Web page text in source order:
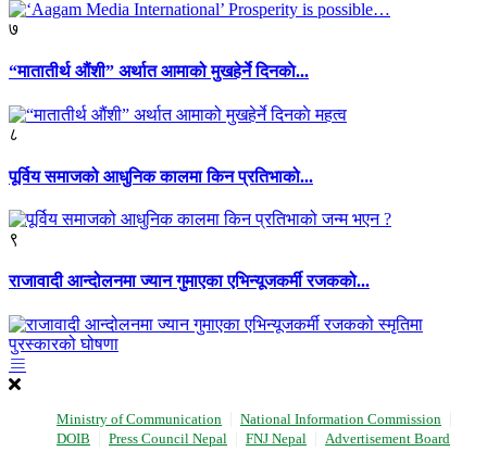
७
“मातातीर्थ औंशी” अर्थात आमाको मुखहेर्ने दिनकाे...
८
पूर्विय समाजको आधुनिक कालमा किन प्रतिभाको...
९
राजावादी आन्दोलनमा ज्यान गुमाएका एभिन्यूजकर्मी रजकको...
Ministry of Communication
National Information Commission
DOIB
Press Council Nepal FNJ Nepal Advertisement Board